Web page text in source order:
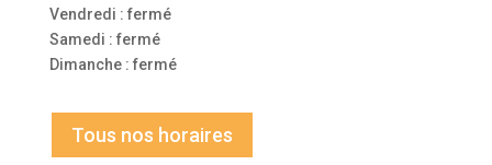
Vendredi : fermé
Samedi : fermé
Dimanche : fermé
Tous nos horaires